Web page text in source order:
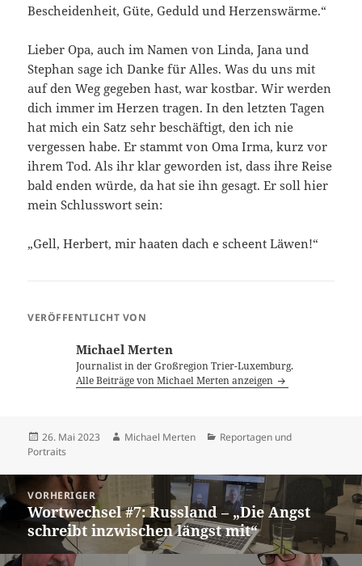
Bescheidenheit, Güte, Geduld und Herzenswärme.“
Lieber Opa, auch im Namen von Linda, Jana und
Stephan sage ich Danke für Alles. Was du uns mit
auf den Weg gegeben hast, war kostbar. Wir werden
dich immer im Herzen tragen. In den letzten Tagen
hat mich ein Satz sehr beschäftigt, den ich nie
vergessen habe. Er stammt von Oma Irma, kurz vor
ihrem Tod. Als ihr klar geworden ist, dass ihre Reise
bald enden würde, da hat sie ihn gesagt. Er soll hier
mein Schlusswort sein:
„Gell, Herbert, mir haaten dach e scheent Läwen!“
VERÖFFENTLICHT VON
Michael Merten
Journalist in der Großregion Trier-Luxemburg.
Alle Beiträge von Michael Merten anzeigen
Veröffentlicht
am
26. Mai 2023 Autor
Michael Merten Kategorien
Reportagen und
Portraits
Beitragsnavigation
VORHERIGER
Vorheriger
Beitrag:
Wortwechsel #7: Russland – „Die Angst
schreibt inzwischen längst mit“